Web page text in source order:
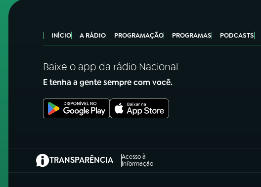
INÍCIO A RÁDIO PROGRAMAÇÃO PROGRAMAS PODCASTS
Baixe o app da rádio Nacional
E tenha a gente sempre com você.
TRANSPARÊNCIA
Acesso à
Informação
(abre em nova aba)